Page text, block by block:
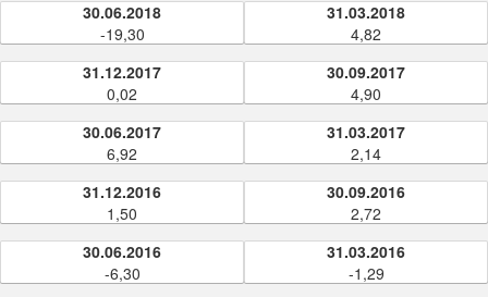
30.06.2018
-19,30
31.03.2018
4,82
31.12.2017
0,02
30.09.2017
4,90
30.06.2017
6,92
31.03.2017
2,14
31.12.2016
1,50
30.09.2016
2,72
30.06.2016
-6,30
31.03.2016
-1,29